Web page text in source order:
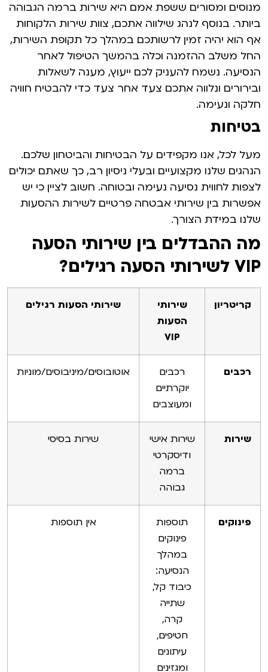
מנוסים ומסורים ששפת אמם היא שירות ברמה הגבוהה
ביותר. בנוסף לנהג שילווה אתכם, צוות שירות הלקוחות
אף הוא יהיה זמין לרשותכם במהלך כל תקופת השירות,
החל משלב ההזמנה וכלה בהמשך הטיפול לאחר
הנסיעה. נשמח להעניק לכם ייעוץ, מענה לשאלות
ובירורים ונלווה אתכם צעד אחר צעד כדי להבטיח חוויה
חלקה ונעימה.
בטיחות
מעל לכל, אנו מקפידים על הבטיחות והביטחון שלכם.
הנהגים שלנו מקצועיים ובעלי ניסיון רב, כך שאתם יכולים
לצפות לחווית נסיעה נעימה ובטוחה. חשוב לציין כי יש
אפשרות בין שירותי אבטחה פרטיים לשירות ההסעות
שלנו במידת הצורך.
מה ההבדלים בין שירותי הסעה
VIP לשירותי הסעה רגילים?
קריטריון
שירותי
הסעות
VIP
שירותי הסעות רגילים
רכבים
רכבים
יוקרתיים
ומעוצבים
אוטובוסים/מיניבוסים/מוניות
שירות
שירות אישי
ודיסקרטי
ברמה
גבוהה
שירות בסיסי
פינוקים
תוספות
פינוקים
במהלך
הנסיעה:
כיבוד קל,
שתייה
קרה,
חטיפים,
עיתונים
ומגזינים
אין תוספות